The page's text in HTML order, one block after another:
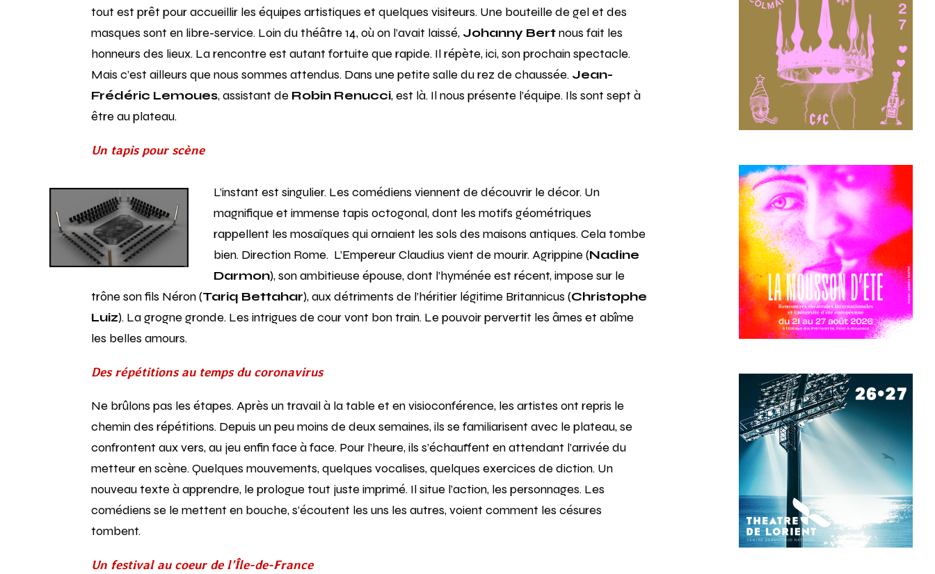
tout est prêt pour accueillir les équipes artistiques et quelques visiteurs. Une bouteille de gel et des
masques sont en libre-service. Loin du théâtre 14, où on l’avait laissé, Johanny Bertnous fait les
honneurs des lieux. La rencontre est autant fortuite que rapide. Il répète, ici, son prochain spectacle.
Mais c’est ailleurs que nous sommes attendus. Dans une petite salle du rez de chaussée. Jean-
Frédéric Lemoues, assistant de Robin Renucci, est là. Il nous présente l’équipe. Ils sont sept à
être au plateau.
Un tapis pour scène
L’instant est singulier. Les comédiens viennent de découvrir le décor. Un
magnifique et immense tapis octogonal, dont les motifs géométriques
rappellent les mosaïques qui ornaient les sols des maisons antiques. Cela tombe
bien. Direction Rome. L’Empereur Claudius vient de mourir. Agrippine (Nadine
Darmon), son ambitieuse épouse, dont l’hyménée est récent, impose sur le
trône son fils Néron (Tariq Bettahar), aux détriments de l’héritier légitime Britannicus (Christophe
Luiz). La grogne gronde. Les intrigues de cour vont bon train. Le pouvoir pervertit les âmes et abîme
les belles amours.
Des répétitions au temps du coronavirus
Ne brûlons pas les étapes. Après un travail à la table et en visioconférence, les artistes ont repris le
chemin des répétitions. Depuis un peu moins de deux semaines, ils se familiarisent avec le plateau, se
confrontent aux vers, au jeu enfin face à face. Pour l’heure, ils s’échauffent en attendant l’arrivée du
metteur en scène. Quelques mouvements, quelques vocalises, quelques exercices de diction. Un
nouveau texte à apprendre, le prologue tout juste imprimé. Il situe l’action, les personnages. Les
comédiens se le mettent en bouche, s’écoutent les uns les autres, voient comment les césures
tombent.
Un festival au coeur de l’Île-de-France